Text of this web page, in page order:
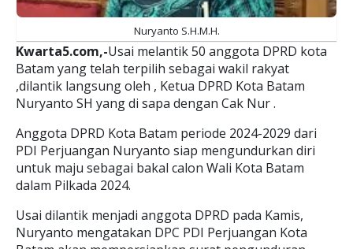
Nuryanto S.H.M.H.
Kwarta5.com,-Usai melantik 50 anggota DPRD kota
Batam yang telah terpilih sebagai wakil rakyat
,dilantik langsung oleh , Ketua DPRD Kota Batam
Nuryanto SH yang di sapa dengan Cak Nur .
Anggota DPRD Kota Batam periode 2024-2029 dari
PDI Perjuangan Nuryanto siap mengundurkan diri
untuk maju sebagai bakal calon Wali Kota Batam
dalam Pilkada 2024.
Usai dilantik menjadi anggota DPRD pada Kamis,
Nuryanto mengatakan DPC PDI Perjuangan Kota